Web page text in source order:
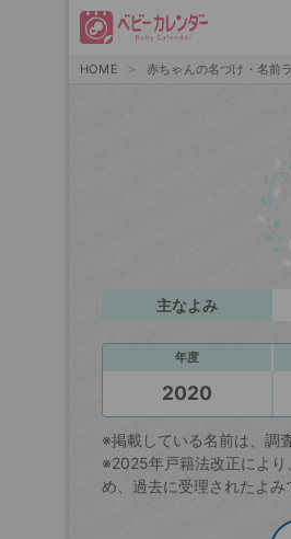
HOME 赤ちゃんの名づけ・名前
主なよみ
年度
2020
※掲載している名前は、調
※2025年戸籍法改正により
め、過去に受理されたよみ